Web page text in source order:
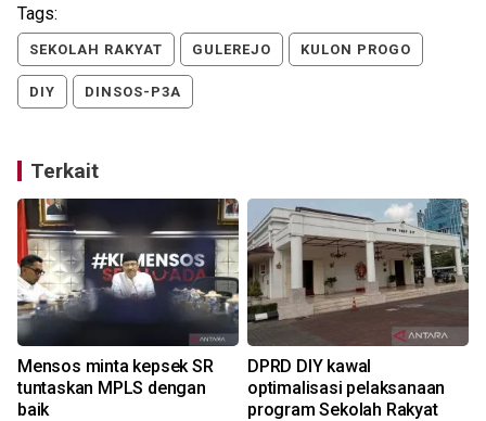
Tags:
SEKOLAH RAKYAT GULEREJO KULON PROGO
DIY DINSOS-P3A
Terkait
Mensos minta kepsek SR
tuntaskan MPLS dengan
baik
DPRD DIY kawal
optimalisasi pelaksanaan
program Sekolah Rakyat